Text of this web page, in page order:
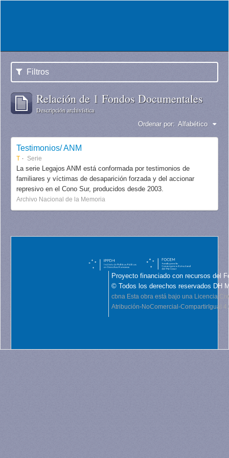
Filtros
Relación de 1 Fondos Documentales
Descripción archivística
Ordenar por: Alfabético
Testimonios/ ANM
T Serie
La serie Legajos ANM está conformada por testimonios de
familiares y víctimas de desaparición forzada y del accionar
represivo en el Cono Sur, producidos desde 2003.
Archivo Nacional de la Memoria
Proyecto financiado con recursos del
© Todos los derechos reservados DH
cbna Esta obra está bajo una Licencia
Atribución-NoComercial-CompartirIgual